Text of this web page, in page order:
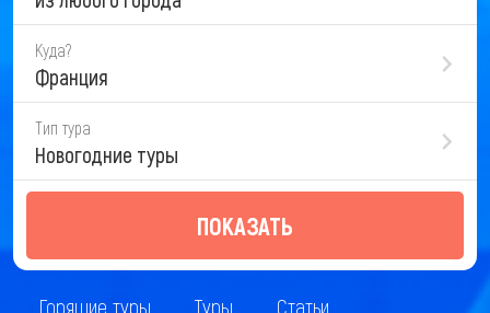
Куда?
Франция
Тип тура
Новогодние туры
ПОКАЗАТЬ
Горящие туры Туры Статьи